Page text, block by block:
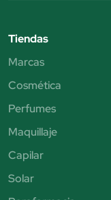
Tiendas
Marcas
Cosmética
Perfumes
Maquillaje
Capilar
Solar